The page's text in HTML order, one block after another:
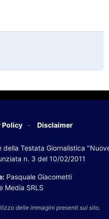
Policy Disclaimer
Testata Giornalistica
n. 3 del 10/02/2011
Pasquale Giacometti
Media SRLS
delle immagini presenti sul sito.